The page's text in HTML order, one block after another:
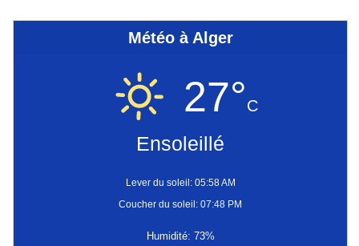
Météo à Alger
27°C
Ensoleillé
Lever du soleil: 05:58 AM
Coucher du soleil: 07:48 PM
Humidité: 73%